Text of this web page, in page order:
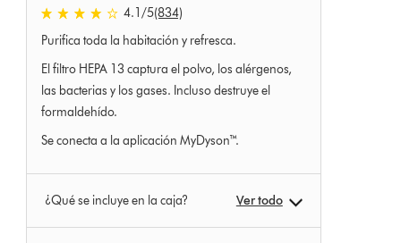
4.1 estrellas de 5 de 834 Ratings
4.1 /5(834)
Purifica toda la habitación y refresca.
El filtro HEPA 13 captura el polvo, los alérgenos,
las bacterias y los gases. Incluso destruye el
formaldehído.
Se conecta a la aplicación MyDyson™.
¿Qué se incluye en la caja? Ver todo